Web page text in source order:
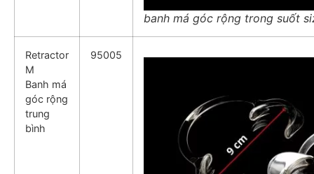
banh má góc rộng trong suốt
Retractor
M
Banh má
góc rộng
trung
bình
95005